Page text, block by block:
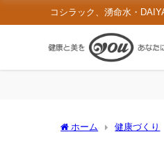
コシラック、湧命水・
ホーム 健康づくり